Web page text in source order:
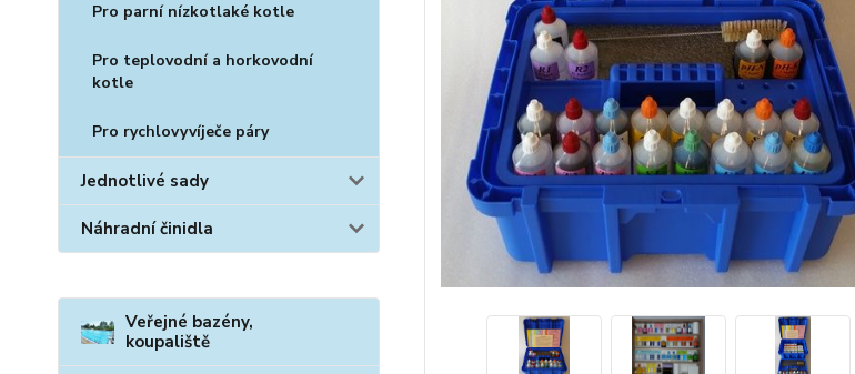
Pro parní nízkotlaké kotle
Pro teplovodní a horkovodní
kotle
Pro rychlovyvíječe páry
Jednotlivé sady
Náhradní činidla
Veřejné bazény,
koupaliště